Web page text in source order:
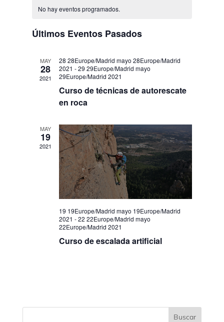
fecha.
de
Eventos
No hay eventos programados.
Últimos Eventos Pasados
MAY
28
2021
28 28Europe/Madrid mayo 28Europe/Madrid
2021 -29 29Europe/Madrid mayo
29Europe/Madrid 2021
Curso de técnicas de autorescate
en roca
MAY
19
2021
19 19Europe/Madrid mayo 19Europe/Madrid
2021 -22 22Europe/Madrid mayo
22Europe/Madrid 2021
Curso de escalada artificial